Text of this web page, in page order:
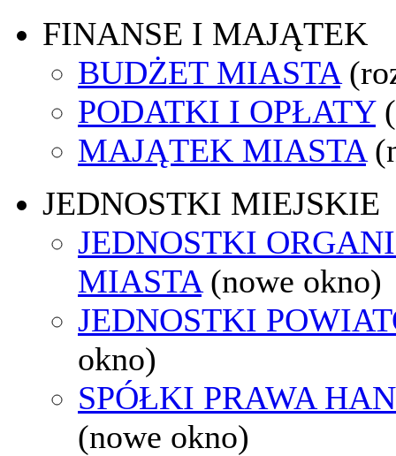
FINANSE I MAJĄTEK
BUDŻET MIASTA
PODATKI I OPŁATY
MAJĄTEK MIASTA
JEDNOSTKI MIEJSKIE
JEDNOSTKI
MIASTA (nowe okno)
JEDNOSTKI
okno)
SPÓŁKI PRAWA
(nowe okno)